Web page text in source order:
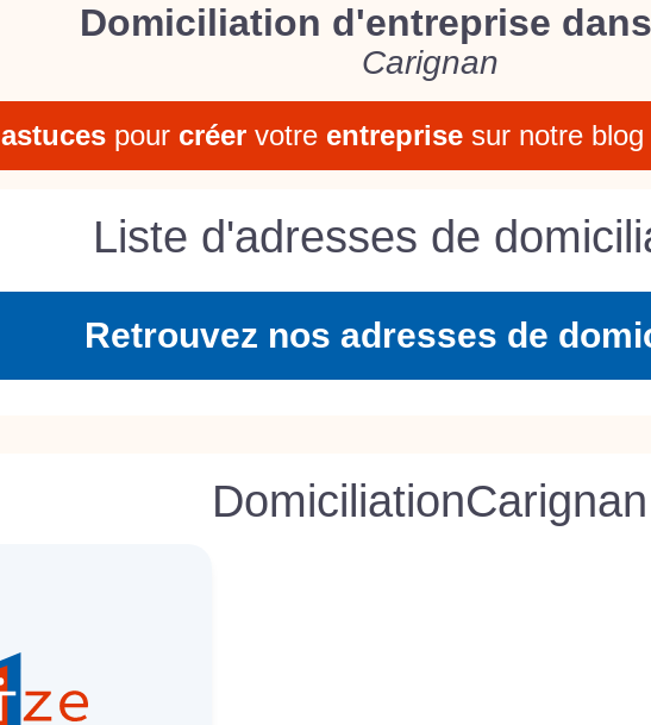
Domiciliation d'entreprise
Carignan
astuces pour créer votre entreprise sur notre blog
Liste d'adresses de
Retrouvez nos adresses de
DomiciliationCarignan